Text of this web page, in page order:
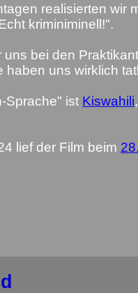
realisierten wir
kriminiminell!".
bei den
haben uns wirklich
Sprache" ist Kiswahili
lief der Film beim